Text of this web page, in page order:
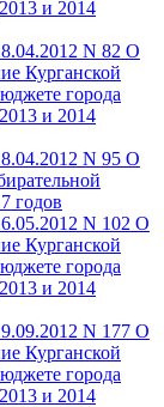
и 2014
N 82 О
Курганской
города
и 2014
N 95 О
годов
N 102 О
Курганской
города
и 2014
N 177 О
Курганской
города
и 2014